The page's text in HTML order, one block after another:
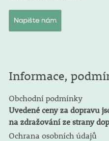
Napište nám
Informace,
Obchodní podmínky
Uvedené ceny za dopravu
na zdražování ze strany
Ochrana osobních údajů